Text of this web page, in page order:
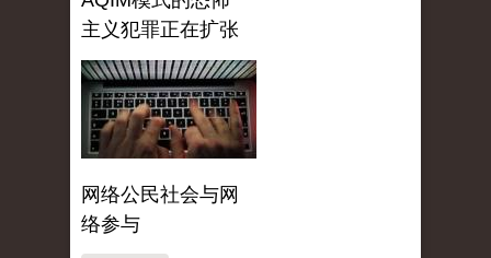
主义犯罪正在扩张
网络公民社会与网
络参与